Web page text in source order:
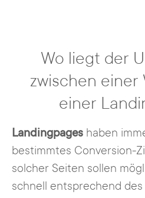
Wo liegt der
zwischen einer
einer
Landingpages haben
bestimmtes Conversion-
solcher Seiten sollen
schnell entsprechend